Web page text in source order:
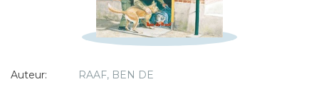
Auteur:
RAAF, BEN DE